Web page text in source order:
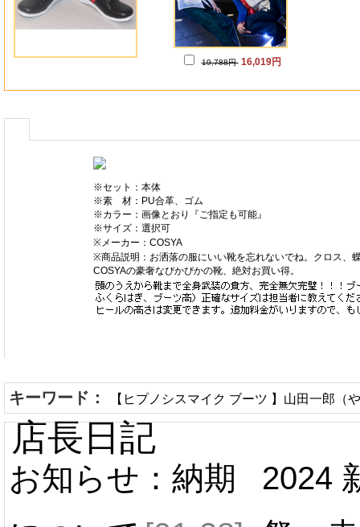
19,788円 16,019円
※セット：本体
※素 材：PU合革、ゴム
※カラー：画像とおり『ご指定も可能』
※サイズ：選択可
※メーカー：COSYA
※商品説明：お洒落の服にいい靴を忘れないでね。クロス、
COSYAの豪奢なぴかぴかの靴、絶対お買い得。
キーワード： 【ヒプノシスマイク ブーツ 】山田一郎（
店長日記
お知らせ：納期
2024